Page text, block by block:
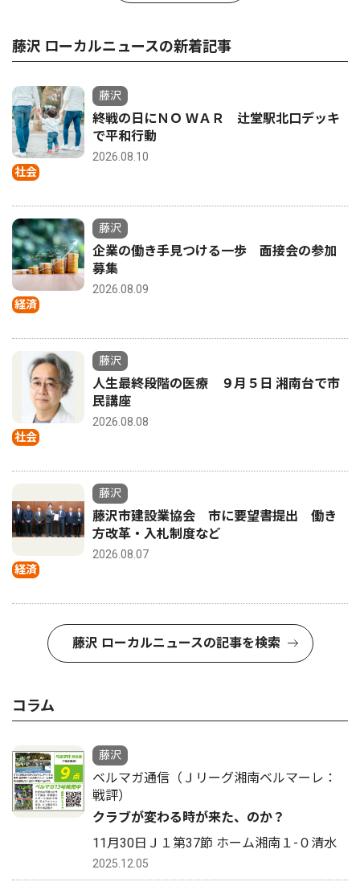
藤沢 ローカルニュースの新着記事
社会
藤沢
終戦の日にＮＯ ＷＡＲ 辻堂駅北口デッキ
で平和行動
2026.08.10
経済
藤沢
企業の働き手見つける一歩 面接会の参加
募集
2026.08.09
社会
藤沢
人生最終段階の医療 ９月５日 湘南台で市
民講座
2026.08.08
経済
藤沢
藤沢市建設業協会 市に要望書提出 働き
方改革・入札制度など
2026.08.07
藤沢 ローカルニュースの記事を検索
コラム
藤沢
ベルマガ通信（Ｊリーグ湘南ベルマーレ：
戦評）
クラブが変わる時が来た、のか？
11月30日Ｊ１第37節 ホーム湘南１-０清水
2025.12.05